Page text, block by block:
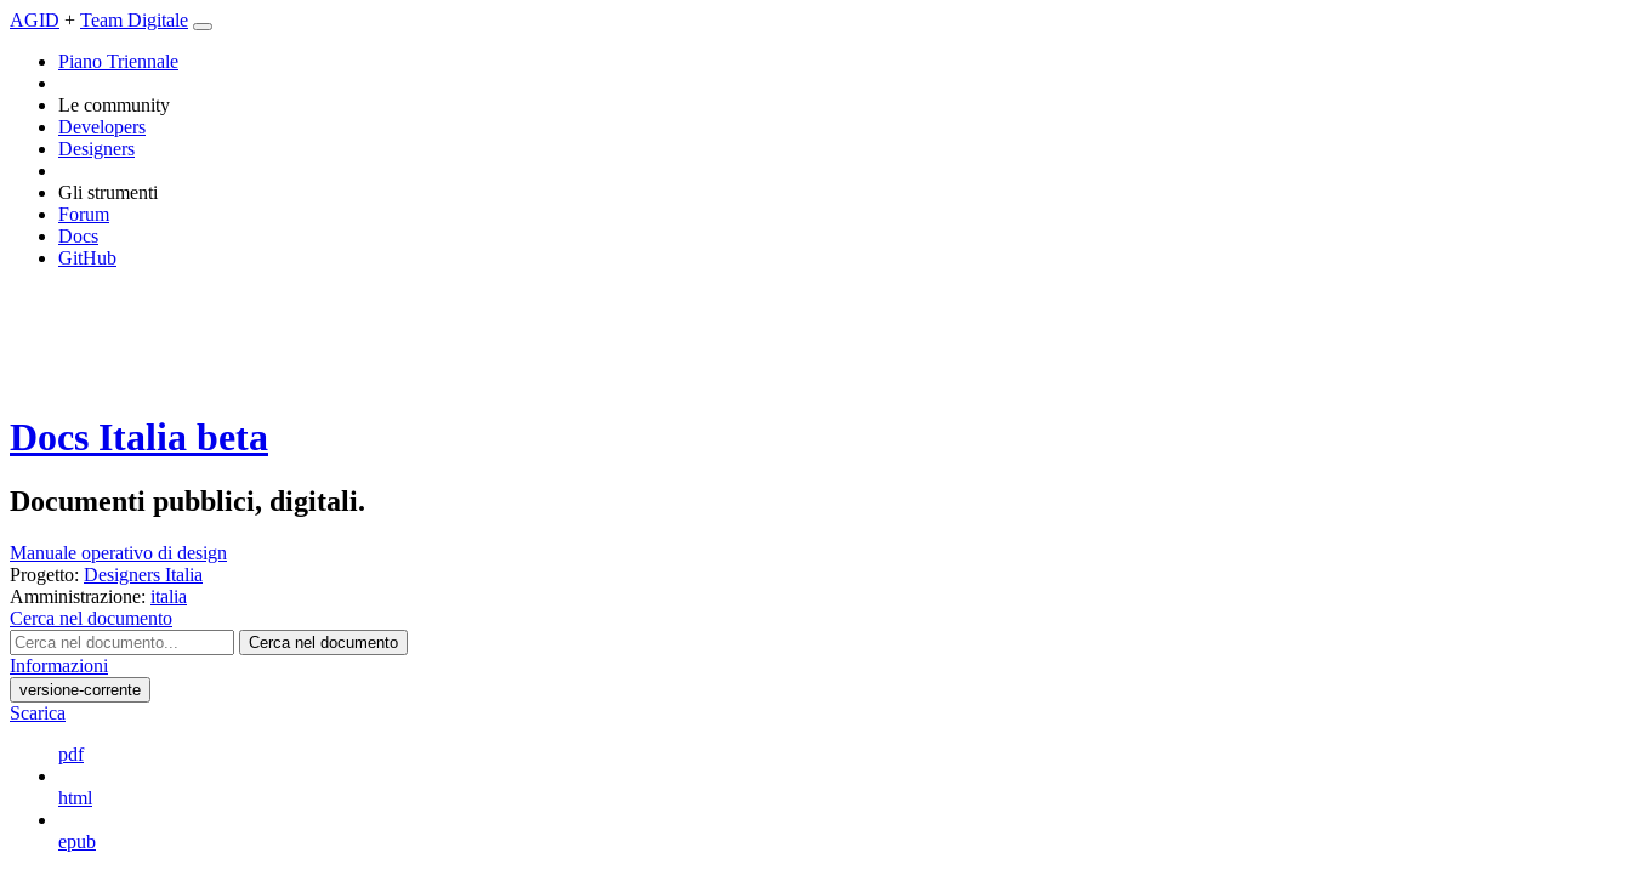
AGID + Team Digitale
Piano Triennale
Le community
Developers
Designers
Gli strumenti
Forum
Docs
GitHub
Docs Italia beta
Documenti pubblici, digitali.
Manuale operativo di design
Progetto: Designers Italia
Amministrazione: italia
Cerca nel documento
Cerca nel documento
Informazioni
versione-corrente
Scarica
pdf
html
epub